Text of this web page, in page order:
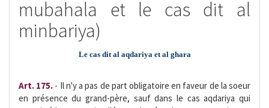
mubahala et le cas dit al
minbariya)
Le cas dit al aqdariya et al ghara
Art. 175. - Il n'y a pas de part obligatoire en faveur de la soeur
en présence du grand-père, sauf dans le cas aqdariya qui